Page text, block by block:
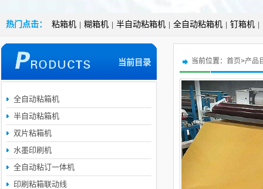
热门点击： 粘箱机 糊箱机 半自动粘箱机 全自动粘箱机 钉箱机
当前位置： 首页>产品
当前目录
全自动粘箱机
半自动粘箱机
双片粘箱机
水墨印刷机
全自动粘订一体机
印刷粘箱联动线